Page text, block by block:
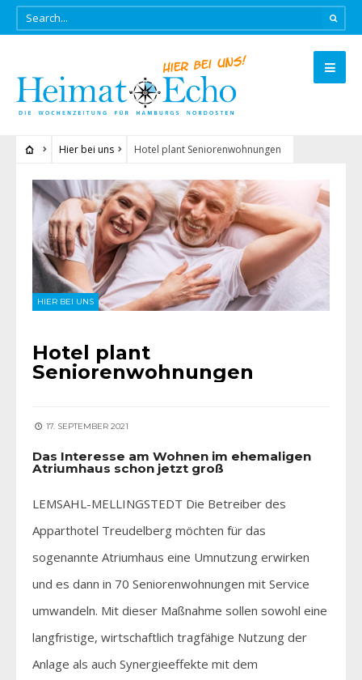
Hier bei uns Hotel plant Seniorenwohnungen
HIER BEI UNS
Hotel plant
Seniorenwohnungen
17. SEPTEMBER 2021
Das Interesse am Wohnen im ehemaligen
Atriumhaus schon jetzt groß
LEMSAHL-MELLINGSTEDT Die Betreiber des
Apparthotel Treudelberg möchten für das
sogenannte Atriumhaus eine Umnutzung erwirken
und es dann in 70 Seniorenwohnungen mit Service
umwandeln. Mit dieser Maßnahme sollen sowohl eine
langfristige, wirtschaftlich tragfähige Nutzung der
Anlage als auch Synergieeffekte mit dem